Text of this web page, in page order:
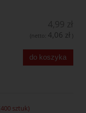
(netto: 4,06 zł )
do koszyka
sztuk)